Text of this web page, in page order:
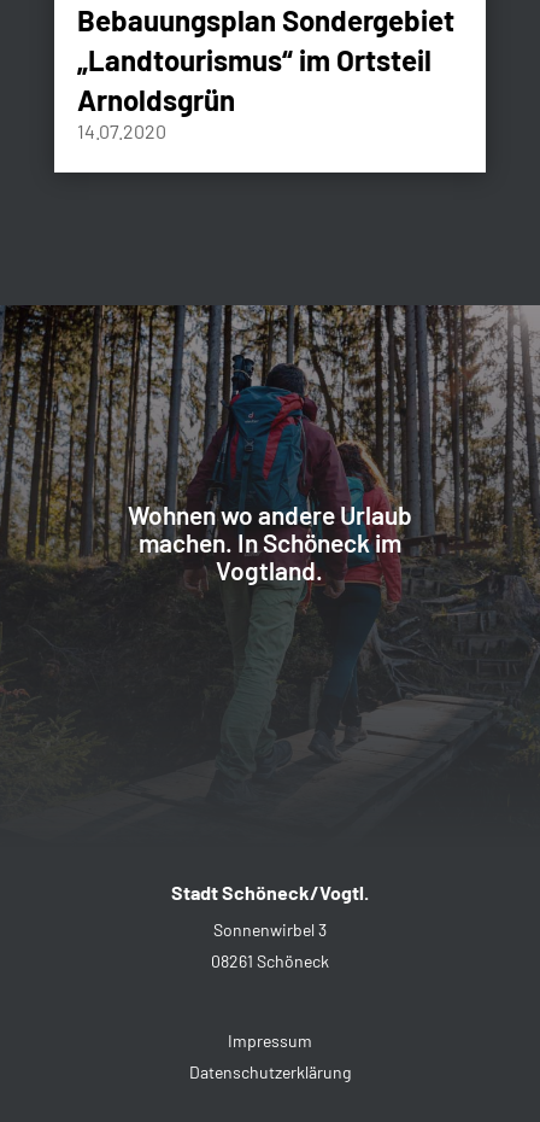
Bebauungsplan Sondergebiet
„Landtourismus“ im Ortsteil
Arnoldsgrün
14.07.2020
Wohnen wo andere Urlaub
machen. In Schöneck im
Vogtland.
Stadt Schöneck/Vogtl.
Sonnenwirbel 3
08261 Schöneck
Impressum
Datenschutzerklärung